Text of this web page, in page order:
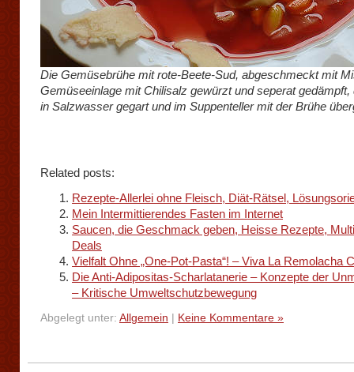
Die Gemüsebrühe mit rote-Beete-Sud, abgeschmeckt mit
Gemüseeinlage mit Chilisalz gewürzt und seperat gedämpft,
in Salzwasser gegart und im Suppenteller mit der Brühe
Related posts:
Rezepte-Allerlei ohne Fleisch, Diät-Rätsel,
Mein Intermittierendes Fasten im Internet
Saucen, die Geschmack geben, Heisse Rezepte,
Deals
Vielfalt Ohne „One-Pot-Pasta“! – Viva La Remolacha
Die Anti-Adipositas-Scharlatanerie – Konzepte der
– Kritische Umweltschutzbewegung
Abgelegt unter: Allgemein Keine Kommentare »